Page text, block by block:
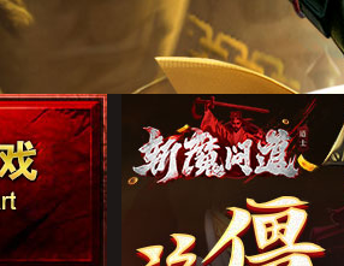
斩魔问道1
斩魔问道2
斩魔问道3
斩魔问道4
斩魔问道5